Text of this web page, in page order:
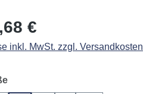
Preis:
€
inkl. MwSt. zzgl. Versandkosten
auswählen